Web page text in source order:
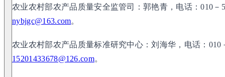
农业农村部农产品质量安全监管司：郭艳青，电话：010－
nybjgc@163.com。
农业农村部农产品质量标准研究中心：刘海华，电话：010
15201433678@126.com。